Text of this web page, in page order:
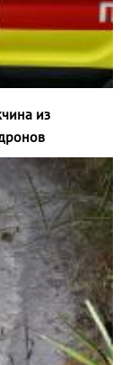
из